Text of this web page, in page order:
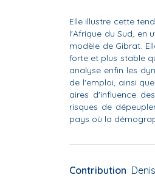
Elle illustre cette
l'Afrique du Sud, en
modèle de Gibrat.
forte et plus stable
analyse enfin les
de l'emploi, ainsi que
aires d'influence
risques de
pays où la
Contribution